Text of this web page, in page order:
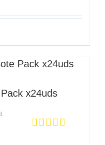
x24uds